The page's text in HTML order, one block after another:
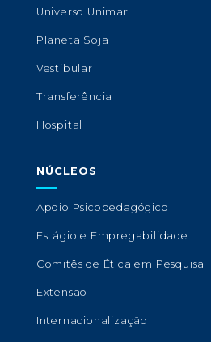
Universo Unimar
Planeta Soja
Vestibular
Transferência
Hospital
NÚCLEOS
Apoio Psicopedagógico
Estágio e Empregabilidade
Comitês de Ética em Pesquisa
Extensão
Internacionalização